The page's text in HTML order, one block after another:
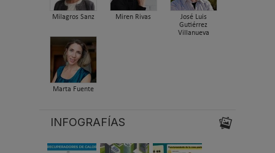
Milagros Sanz Miren Rivas
José Luis
Gutiérrez
Villanueva
Marta Fuente
INFOGRAFÍAS